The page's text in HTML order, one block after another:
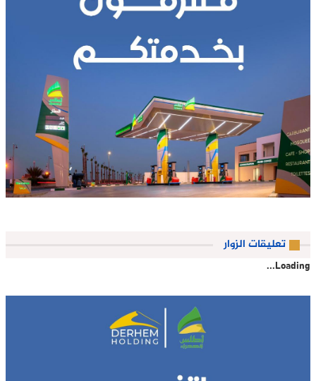
تعليقات الزوار
Loading...